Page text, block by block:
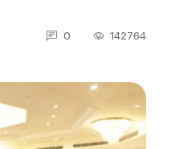
0 142764